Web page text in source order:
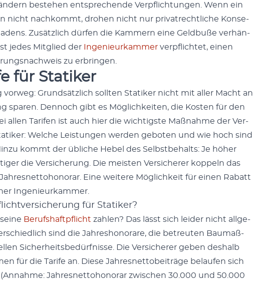
beste­hen entsprechende Verpflich­tun­gen. Wenn ein
nicht nachkommt, dro­hen nicht nur pri­va­trechtliche Kon­se­
Zusät­zlich dür­fen die Kam­mern eine Geld­buße ver­hän­
jedes Mit­glied der
Inge­nieurkam­mer verpflichtet, einen
zu erbrin­gen.
für Statiker
Grund­sät­zlich soll­ten Sta­tik­er nicht mit aller Macht an
sparen. Den­noch gibt es Möglichkeit­en, die Kosten für den
allen Tar­ifen ist auch hier die wichtig­ste Maß­nahme der Ver­
Welche Leis­tun­gen wer­den geboten und wie hoch sind
kommt der übliche Hebel des Selb­st­be­halts: Je höher
die Ver­sicherung. Die meis­ten Ver­sicher­er kop­peln das
Eine weit­ere Möglichkeit für einen Rabatt
Inge­nieurkam­mer.
für Statiker?
Beruf­shaftpflicht zahlen? Das lässt sich lei­der nicht all­ge­
sind die Jahreshon­o­rare, die betreuten Bau­maß­
Sicher­heits­bedürfnisse. Die Ver­sicher­er geben deshalb
für die Tar­ife an. Diese Jahres­net­to­beiträge belaufen sich
(Annahme: Jahres­net­to­hono­rar zwis­chen 30.000 und 50.000